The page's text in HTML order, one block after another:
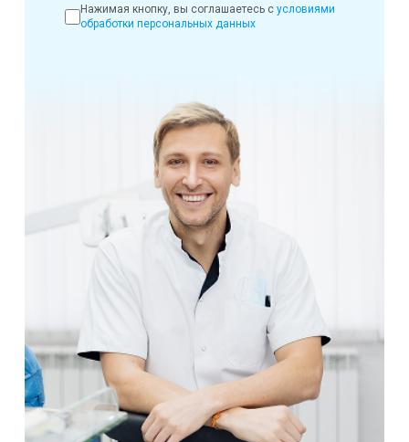
Нажимая кнопку, вы соглашаетесь сусловиями
обработки персональных данных